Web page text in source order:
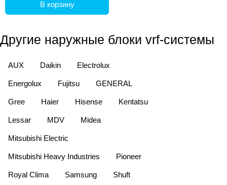
В корзину
Другие наружные блоки vrf-системы
AUX Daikin Electrolux
Energolux Fujitsu GENERAL
Gree Haier Hisense Kentatsu
Lessar MDV Midea
Mitsubishi Electric
Mitsubishi Heavy Industries Pioneer
Royal Clima Samsung Shuft